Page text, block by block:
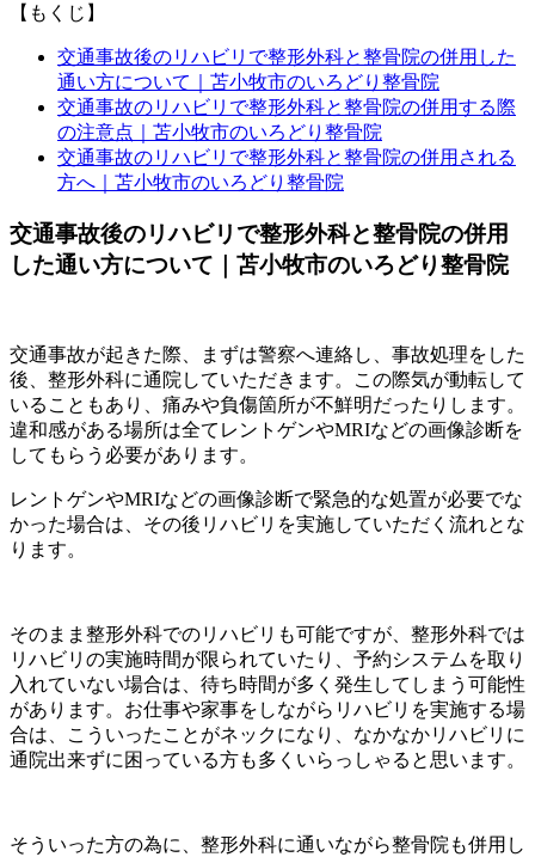
【もくじ】
交通事故後のリハビリで整形外科と整骨院の併用した
通い方について｜苫小牧市のいろどり整骨院
交通事故のリハビリで整形外科と整骨院の併用する際
の注意点｜苫小牧市のいろどり整骨院
交通事故のリハビリで整形外科と整骨院の併用される
方へ｜苫小牧市のいろどり整骨院
交通事故後のリハビリで整形外科と整骨院の併用
した通い方について｜苫小牧市のいろどり整骨院
交通事故が起きた際、まずは警察へ連絡し、事故処理をした
後、整形外科に通院していただきます。この際気が動転して
いることもあり、痛みや負傷箇所が不鮮明だったりします。
違和感がある場所は全てレントゲンやMRIなどの画像診断を
してもらう必要があります。
レントゲンやMRIなどの画像診断で緊急的な処置が必要でな
かった場合は、その後リハビリを実施していただく流れとな
ります。
そのまま整形外科でのリハビリも可能ですが、整形外科では
リハビリの実施時間が限られていたり、予約システムを取り
入れていない場合は、待ち時間が多く発生してしまう可能性
があります。お仕事や家事をしながらリハビリを実施する場
合は、こういったことがネックになり、なかなかリハビリに
通院出来ずに困っている方も多くいらっしゃると思います。
そういった方の為に、整形外科に通いながら整骨院も併用し